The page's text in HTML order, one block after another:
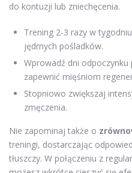
do kontuzji lub zniechęcenia.
Trening 2-3 razy w
jędrnych pośladków.
Wprowadź dni
zapewnić mięśniom
Stopniowo zwiększaj
zmęczenia.
Nie zapominaj także o
treningi, dostarczając
tłuszczy. W połączeniu z